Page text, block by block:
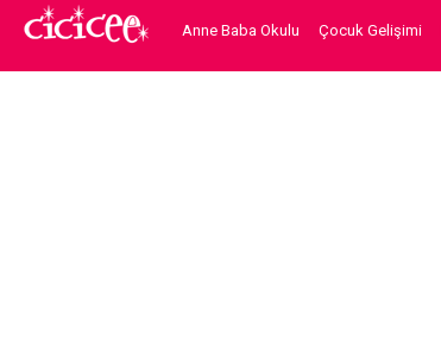
Anne Baba Okulu Çocuk Gelişimi